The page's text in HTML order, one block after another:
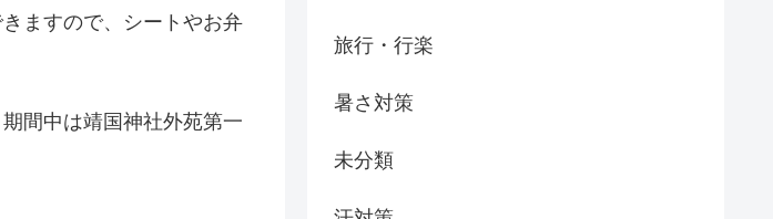
ますので、シートやお弁
期間中は靖国神社外苑第一
旅行・行楽
暑さ対策
未分類